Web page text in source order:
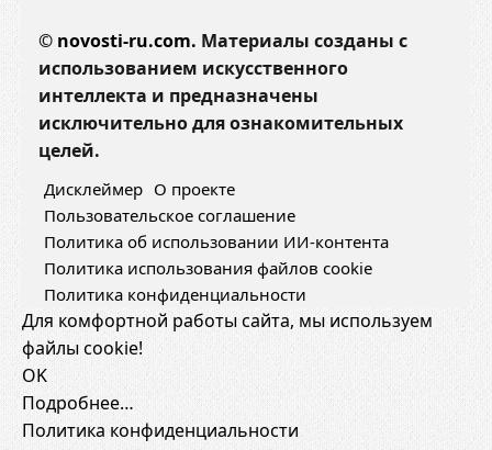
© novosti-ru.com. Материалы созданы с
использованием искусственного
интеллекта и предназначены
исключительно для ознакомительных
целей.
Дисклеймер О проекте
Пользовательское соглашение
Политика об использовании ИИ-контента
Политика использования файлов cookie
Политика конфиденциальности
Для комфортной работы сайта, мы используем
файлы cookie!
OK
Подробнее…
Политика конфиденциальности